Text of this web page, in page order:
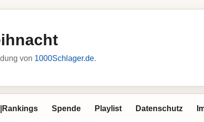
von 1000Schlager.de.
Spende Playlist Datenschutz